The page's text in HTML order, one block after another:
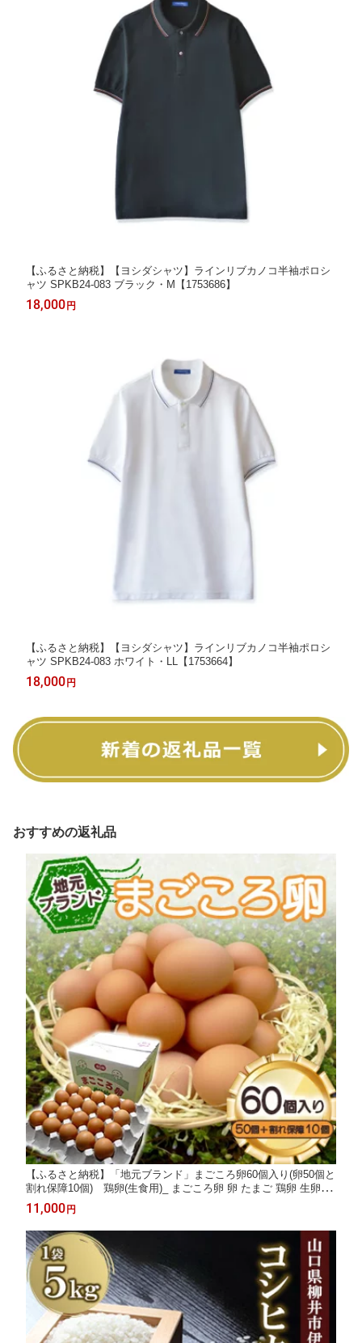
【ふるさと納税】【ヨシダシャツ】ラインリブカノコ半袖ポロシ
ャツ SPKB24-083 ブラック・M【1753686】
18,000 円
【ふるさと納税】【ヨシダシャツ】ラインリブカノコ半袖ポロシ
ャツ SPKB24-083 ホワイト・LL【1753664】
18,000 円
おすすめの返礼品
【ふるさと納税】「地元ブランド」まごころ卵60個入り(卵50個と
割れ保障10個) 鶏卵(生食用)_ まごころ卵 卵 たまご 鶏卵 生卵 生
食用 地元ブランド 国産 美味しい 人気 おすすめ 送料無料【配送
不可地域：離島】【1008774】
11,000 円